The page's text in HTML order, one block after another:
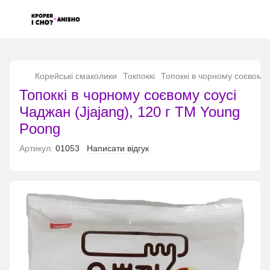
Корейські смаколики Токпоккі Топоккі в чорному
Топоккі в чорному соєвому соусі
Чаджан (Jjajang), 120 г ТМ Young
Poong
Артикул: 01053 Написати відгук